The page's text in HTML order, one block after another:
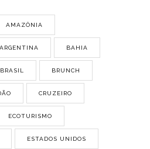
AMAZÔNIA
ARGENTINA BAHIA
BRASIL BRUNCH
CRUZEIRO
ECOTURISMO
ESTADOS UNIDOS